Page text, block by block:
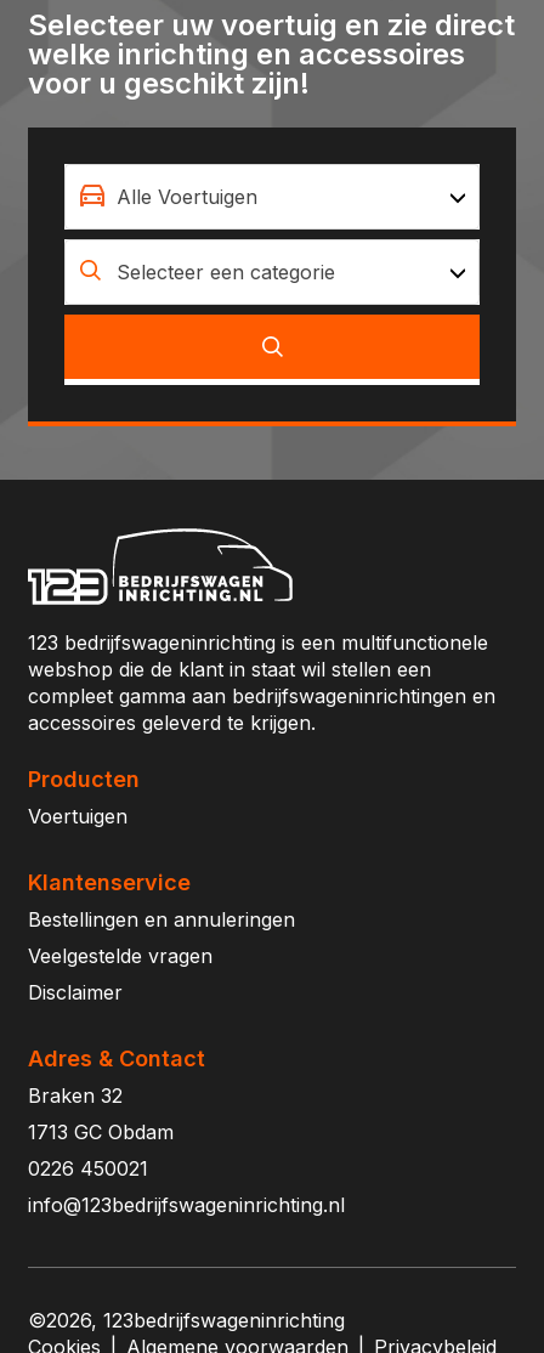
Selecteer uw voertuig en zie direct
welke inrichting en accessoires
voor u geschikt zijn!
Alle Voertuigen
Selecteer een categorie
123 bedrijfswageninrichting is een multifunctionele
webshop die de klant in staat wil stellen een
compleet gamma aan bedrijfswageninrichtingen en
accessoires geleverd te krijgen.
Producten
Voertuigen
Klantenservice
Bestellingen en annuleringen
Veelgestelde vragen
Disclaimer
Adres & Contact
Braken 32
1713 GC Obdam
0226 450021
info@123bedrijfswageninrichting.nl
©2026, 123bedrijfswageninrichting
Cookies
Algemene voorwaarden Privacybeleid